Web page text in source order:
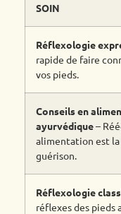
SOIN
Réflexologie
rapide de faire
vos pieds.
Conseils en
ayurvédique–
alimentation est la
guérison.
Réflexologie
réflexes des pieds